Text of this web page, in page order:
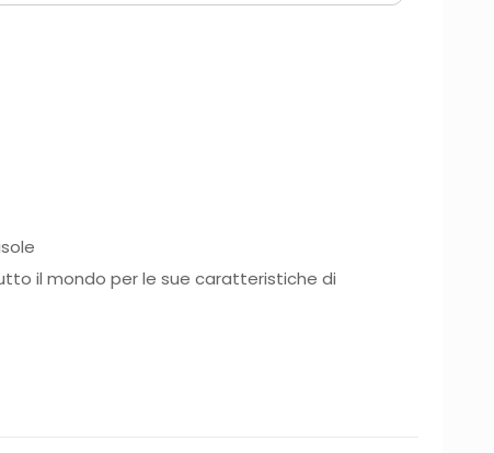
il mondo per le sue caratteristiche di